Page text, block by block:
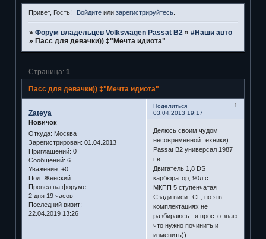
Привет, Гость! Войдите илизарегистрируйтесь
» Форум владельцев Volkswagen Passat B2 » #Наши авто
» Пасс для девачки)) ‡"Мечта идиота"
Пасс для девачки)) ‡"Мечта идиота"
Страница: 1
Поделиться
1
03.04.2013 19:17
Zateya
Новичок
Откуда: Москва
Зарегистрирован: 01.04.2013
Приглашений: 0
Сообщений: 6
Уважение: +0
Пол: Женский
Провел на форуме:
2 дня 19 часов
Последний визит:
22.04.2019 13:26
Делюсь своим чудом
несовременной техники)
Passat B2 универсал 1987
г.в.
Двигатель 1,8 DS
карбюратор, 90л.с.
МКПП 5 ступенчатая
Сзади висит CL, но я в
комплектациях не
разбираюсь...я просто знаю
что нужно починить и
изменить))